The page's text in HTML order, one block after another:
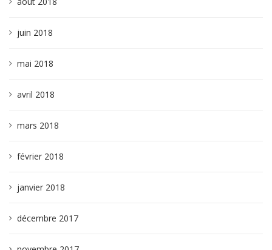
juin 2018
mai 2018
avril 2018
mars 2018
février 2018
janvier 2018
décembre 2017